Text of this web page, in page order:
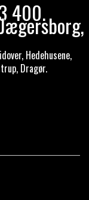
400.
Hedehusene,
Dragør.